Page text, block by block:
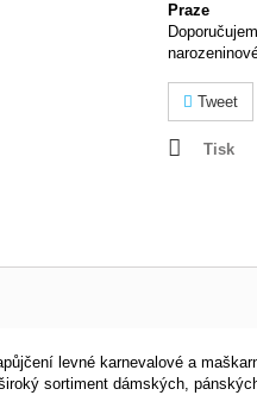
Praze
Tweet
Tisk
levné karnevalové a
sortiment dámských,